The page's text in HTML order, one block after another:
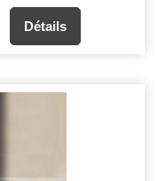
Détails